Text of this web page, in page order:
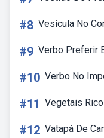
#8 Vesícula No
#9 Verbo Preferir
#10 Verbo No
#11 Vegetais
#12 Vatapá De